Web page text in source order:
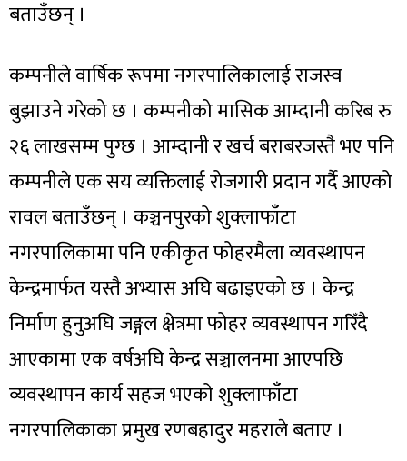
बताउँछन् ।
कम्पनीले वार्षिक रूपमा नगरपालिकालाई राजस्व
बुझाउने गरेको छ । कम्पनीको मासिक आम्दानी करिब रु
२६ लाखसम्म पुग्छ । आम्दानी र खर्च बराबरजस्तै भए पनि
कम्पनीले एक सय व्यक्तिलाई रोजगारी प्रदान गर्दै आएको
रावल बताउँछन् । कञ्चनपुरको शुक्लाफाँटा
नगरपालिकामा पनि एकीकृत फोहरमैला व्यवस्थापन
केन्द्रमार्फत यस्तै अभ्यास अघि बढाइएको छ । केन्द्र
निर्माण हुनुअघि जङ्गल क्षेत्रमा फोहर व्यवस्थापन गरिँदै
आएकामा एक वर्षअघि केन्द्र सञ्चालनमा आएपछि
व्यवस्थापन कार्य सहज भएको शुक्लाफाँटा
नगरपालिकाका प्रमुख रणबहादुर महराले बताए ।